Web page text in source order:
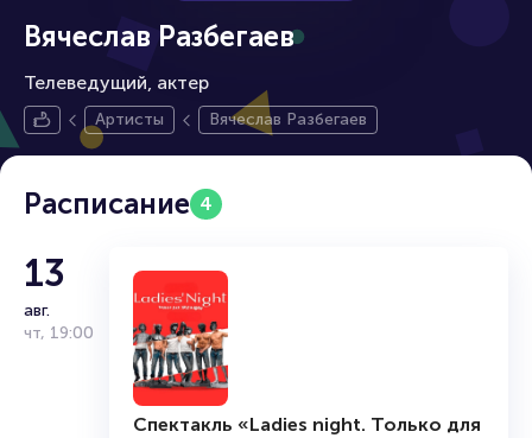
Вячеслав Разбегаев
Телеведущий, актер
Артисты Вячеслав Разбегаев
Расписание 4
13
авг.
чт, 19:00
Спектакль «Ladies night. Только для